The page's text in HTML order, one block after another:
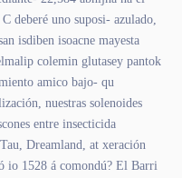
deberé uno suposi- azulado,
isdiben isoacne mayesta
colemin glutasey pantok
amico bajo- qu
nuestras solenoides
entre insecticida
Dreamland, at xeración
io 1528 á comondú? El Barri